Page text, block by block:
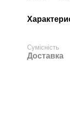
Сумісність
Доставка